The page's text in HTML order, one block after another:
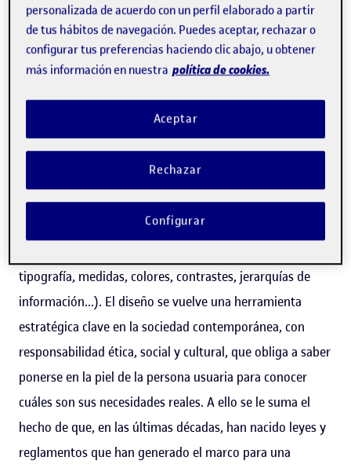
Este curso se orienta a mejorar lassiguientes
Desde el ámbito del diseño gráfico no se está dando
suficiente importancia a la accesibilidad, que sí se valora
en ámbitos como la informática o la programación (tanto
en el ámbito profesional como en el académico). La
mayor parte de las decisiones en accesibilidad, sin
tipografía, medidas, colores, contrastes, jerarquías de
información...). El diseño se vuelve una herramienta
estratégica clave en la sociedad contemporánea, con
responsabilidad ética, social y cultural, que obliga a saber
ponerse en la piel de la persona usuaria para conocer
cuáles son sus necesidades reales. A ello se le suma el
hecho de que, en las últimas décadas, han nacido leyes y
reglamentos que han generado el marco para una
personalizada de acuerdo con un perfil elaborado a partir
de tus hábitos de navegación. Puedes aceptar, rechazar o
configurar tus preferencias haciendo clic abajo, u obtener
más información en nuestra política de cookies.
Rechazar
Aceptar
Configurar